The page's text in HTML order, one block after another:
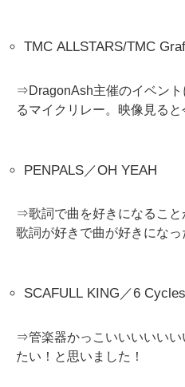
TMC ALLSTARS/TMC
⇒DragonAsh主催のイベント
るマイクリレー。映像見る
PENPALS／OH YEAH
⇒歌詞で曲を好きになること
歌詞が好きで曲が好きになっ
SCAFULL KING／6 Cycles
⇒管楽器かっこいいいいいい
たい！と思いました！